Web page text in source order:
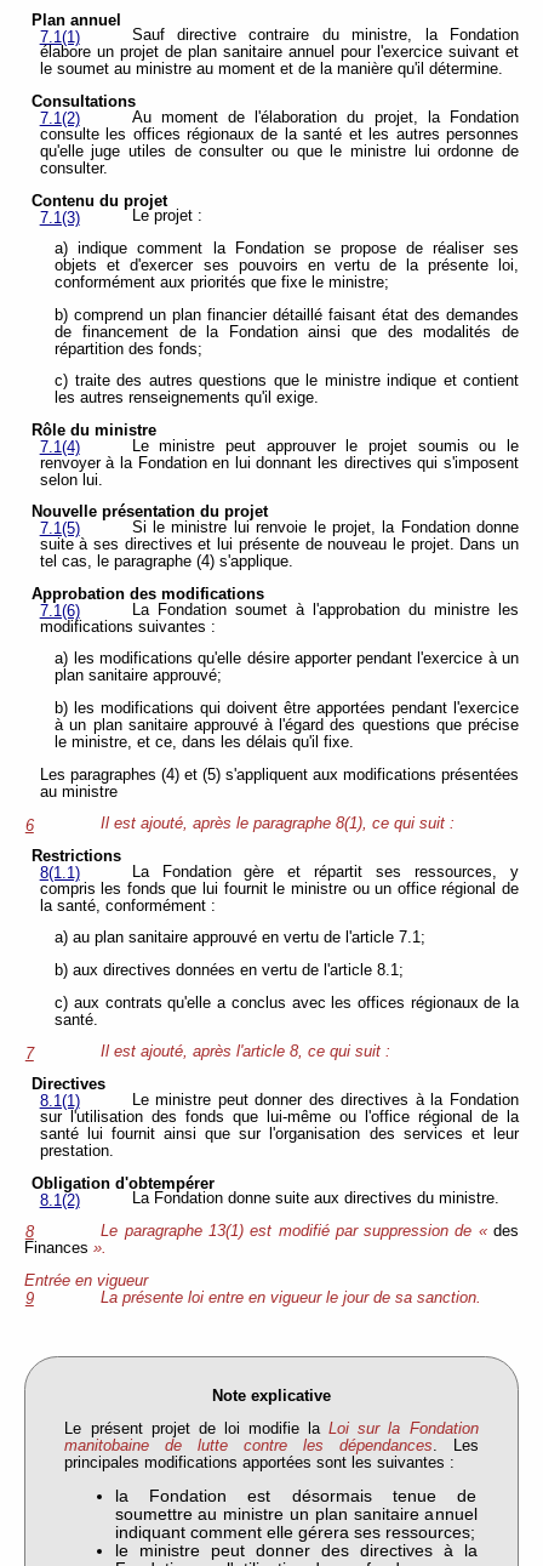
Plan annuel
7.1(1)
Sauf directive contraire du ministre, la Fondation
élabore un projet de plan sanitaire annuel pour l'exercice suivant et
le soumet au ministre au moment et de la manière qu'il détermine.
Consultations
7.1(2)
Au moment de l'élaboration du projet, la Fondation
consulte les offices régionaux de la santé et les autres personnes
qu'elle juge utiles de consulter ou que le ministre lui ordonne de
consulter.
Contenu du projet
7.1(3)
Le projet :
a) indique comment la Fondation se propose de réaliser ses
objets et d'exercer ses pouvoirs en vertu de la présente loi,
conformément aux priorités que fixe le ministre;
b) comprend un plan financier détaillé faisant état des demandes
de financement de la Fondation ainsi que des modalités de
répartition des fonds;
c) traite des autres questions que le ministre indique et contient
les autres renseignements qu'il exige.
Rôle du ministre
7.1(4)
Le ministre peut approuver le projet soumis ou le
renvoyer à la Fondation en lui donnant les directives qui s'imposent
selon lui.
Nouvelle présentation du projet
7.1(5)
Si le ministre lui renvoie le projet, la Fondation donne
suite à ses directives et lui présente de nouveau le projet. Dans un
tel cas, le paragraphe (4) s'applique.
Approbation des modifications
7.1(6)
La Fondation soumet à l'approbation du ministre les
modifications suivantes :
a) les modifications qu'elle désire apporter pendant l'exercice à un
plan sanitaire approuvé;
b) les modifications qui doivent être apportées pendant l'exercice
à un plan sanitaire approuvé à l'égard des questions que précise
le ministre, et ce, dans les délais qu'il fixe.
Les paragraphes (4) et (5) s'appliquent aux modifications présentées
au ministre
6
Il est ajouté, après le paragraphe 8(1), ce qui suit :
Restrictions
8(1.1)
La Fondation gère et répartit ses ressources, y
compris les fonds que lui fournit le ministre ou un office régional de
la santé, conformément :
a) au plan sanitaire approuvé en vertu de l'article 7.1;
b) aux directives données en vertu de l'article 8.1;
c) aux contrats qu'elle a conclus avec les offices régionaux de la
santé.
7
Il est ajouté, après l'article 8, ce qui suit :
Directives
8.1(1)
Le ministre peut donner des directives à la Fondation
sur l'utilisation des fonds que lui-même ou l'office régional de la
santé lui fournit ainsi que sur l'organisation des services et leur
prestation.
Obligation d'obtempérer
8.1(2)
La Fondation donne suite aux directives du ministre.
8
Le paragraphe 13(1) est modifié par suppression de « des
Finances ».
Entrée en vigueur
9
La présente loi entre en vigueur le jour de sa sanction.
Note explicative
Le présent projet de loi modifie laLoi sur la Fondation
manitobaine de lutte contre les dépendances . Les
principales modifications apportées sont les suivantes :
la Fondation est désormais tenue de
soumettre au ministre un plan sanitaire annuel
indiquant comment elle gérera ses ressources;
le ministre peut donner des directives à la